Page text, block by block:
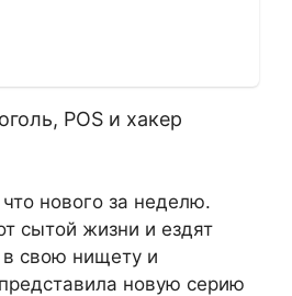
POS и хакер
нового за неделю.
сытой жизни и ездят
в свою нищету и
новую серию